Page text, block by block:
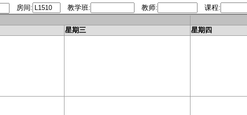
房间: 教学班: 教师: 课程:
星期三 星期四